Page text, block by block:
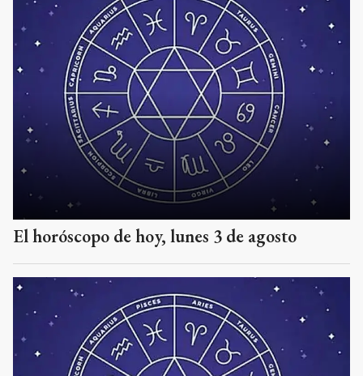
El horóscopo de hoy, lunes 3 de agosto